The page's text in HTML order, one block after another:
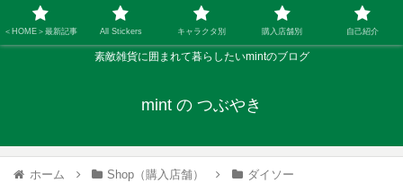
素敵雑貨に囲まれて暮らしたいmintのブログ
mint の つぶやき
ホーム Shop（購入店舗） ダイソー
＜HOME＞最新記事 All Stickers キャラクタ別 購入店舗別 自己紹介